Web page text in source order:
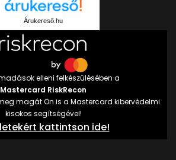
Árukereső.hu
elleni felkészülésében a
Mastercard RiskRecon
magát Ön is a Mastercard kibervédelmi
kisokos segítségével!
kattintson ide!